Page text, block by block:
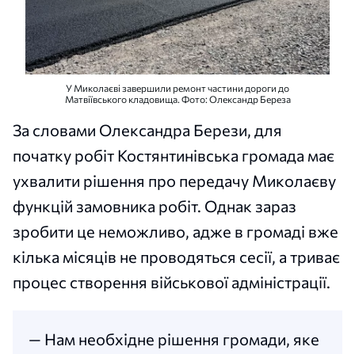
У Миколаєві завершили ремонт частини дороги до
Матвіївського кладовища. Фото: Олександр Береза
За словами Олександра Берези, для
початку робіт Костянтинівська громада має
ухвалити рішення про передачу Миколаєву
функцій замовника робіт. Однак зараз
зробити це неможливо, адже в громаді вже
кілька місяців не проводяться сесії, а триває
процес створення військової адміністрації.
— Нам необхідне рішення громади, яке